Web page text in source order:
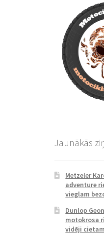
Jaunākās
Metzeler
adventure
vieglam
Dunlop
motokrosa
vidēji